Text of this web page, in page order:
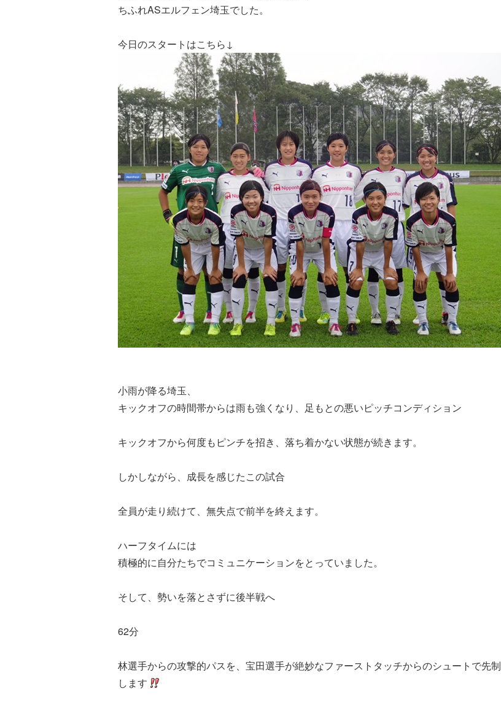
ちふれASエルフェン埼玉でした。
今日のスタートはこちら↓
小雨が降る埼玉、
キックオフの時間帯からは雨も強くなり、足もとの悪いピッチコンディション
キックオフから何度もピンチを招き、落ち着かない状態が続きます。
しかしながら、成長を感じたこの試合
全員が走り続けて、無失点で前半を終えます。
ハーフタイムには
積極的に自分たちでコミュニケーションをとっていました。
そして、勢いを落とさずに後半戦へ
62分
林選手からの攻撃的パスを、宝田選手が絶妙なファーストタッチからのシュートで先制
します